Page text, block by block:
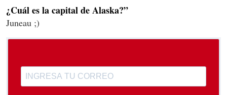
¿Cuál es la capital de Alaska?”
Juneau ;)